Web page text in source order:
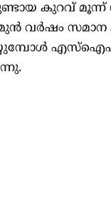
കുറവ്‌
വര്‍ഷം സമാന
എസ്‌ഐപി